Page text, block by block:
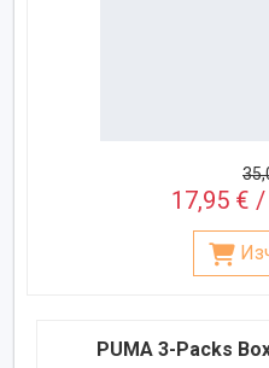
17,95 €
PUMA 3-Packs